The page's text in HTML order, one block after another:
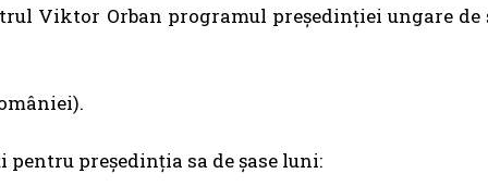
Viktor Orban programul președinției ungare de
președinția sa de șase luni: